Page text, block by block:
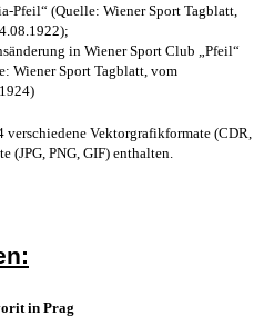
Pfeil“ (Quelle: Wiener Sport Tagblatt,
in Wiener Sport Club „Pfeil“
Wiener Sport Tagblatt, vom
Vektorgrafikformate (CDR,
(JPG, PNG, GIF) enthalten.
in Prag